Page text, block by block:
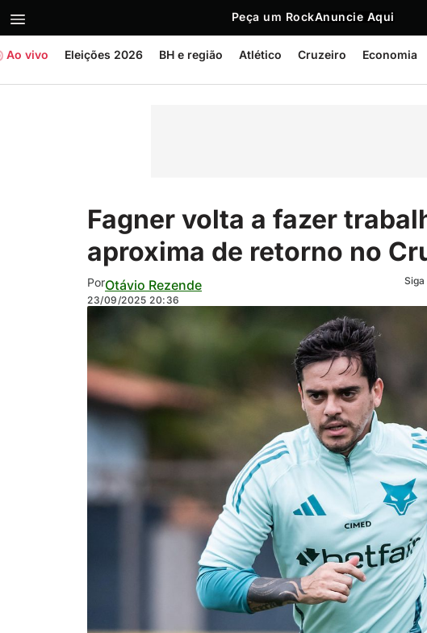
Peça um RockAnuncie Aqui
Ao vivo Eleições 2026 BH e região Atlético Cruzeiro Economia
Fagner volta a fazer
aproxima de retorno no
PorOtávio Rezende
23/09/2025 20:36
Siga